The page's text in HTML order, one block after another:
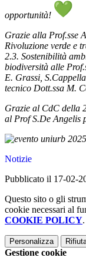
opportunità!
Grazie alla Prof.sse
Rivoluzione verde e
2.3. Sostenibilità
biodiversità alle
E. Grassi,
tecnico Dott.ssa M.
Grazie al CdC della
al Prof S.De Angelis
Notizie
Pubblicato il 17-02-
Questo sito o gli
cookie necessari al
COOKIE POLICY.
Personalizza
Gestione cookie